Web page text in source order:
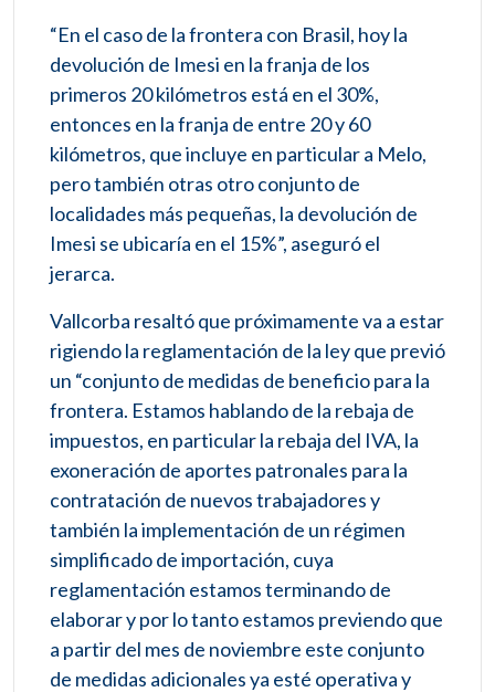
“En el caso de la frontera con Brasil, hoy la
devolución de Imesi en la franja de los
primeros 20 kilómetros está en el 30%,
entonces en la franja de entre 20 y 60
kilómetros, que incluye en particular a Melo,
pero también otras otro conjunto de
localidades más pequeñas, la devolución de
Imesi se ubicaría en el 15%”, aseguró el
jerarca.
Vallcorba resaltó que próximamente va a estar
rigiendo la reglamentación de la ley que previó
un “conjunto de medidas de beneficio para la
frontera. Estamos hablando de la rebaja de
impuestos, en particular la rebaja del IVA, la
exoneración de aportes patronales para la
contratación de nuevos trabajadores y
también la implementación de un régimen
simplificado de importación, cuya
reglamentación estamos terminando de
elaborar y por lo tanto estamos previendo que
a partir del mes de noviembre este conjunto
de medidas adicionales ya esté operativa y